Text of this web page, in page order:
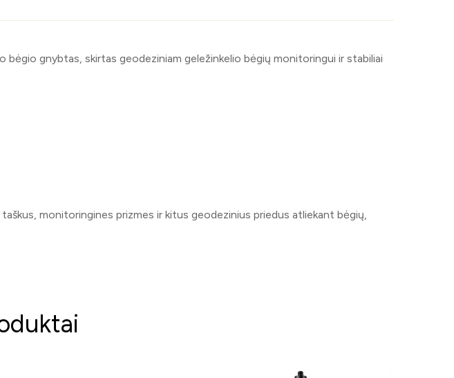
bėgio gnybtas, skirtas geodeziniam geležinkelio bėgių monitoringui ir stabiliai
monitoringines prizmes ir kitus geodezinius priedus atliekant bėgių,